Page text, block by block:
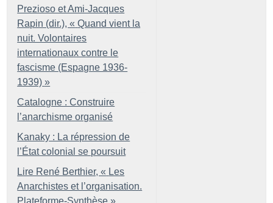
Prezioso et Ami-Jacques
Rapin (dir.), « Quand vient la
nuit. Volontaires
internationaux contre le
fascisme (Espagne 1936-
1939) »
Catalogne : Construire
l’anarchisme organisé
Kanaky : La répression de
l’État colonial se poursuit
Lire René Berthier, « Les
Anarchistes et l’organisation.
Plateforme-Synthèse »